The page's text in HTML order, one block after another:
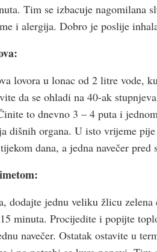
Tim se izbacuje nagomilana
i alergija. Dobro je poslije
lovora u lonac od 2 litre vode,
da se ohladi na 40-ak
to dnevno 3 – 4 puta i
dišnih organa. U isto vrijeme
dana, a jedna navečer pred
dodajte jednu veliku žlicu
minuta. Procijedite i popijte
navečer. Ostatak ostavite u